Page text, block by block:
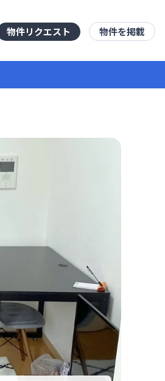
物件リクエスト 物件を掲載